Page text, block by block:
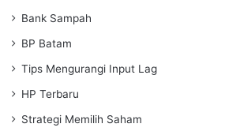
Bank Sampah
BP Batam
Tips Mengurangi Input Lag
HP Terbaru
Strategi Memilih Saham